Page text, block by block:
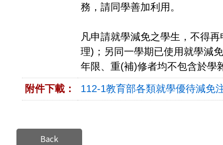
務，請同學善加利用。
凡申請就學減免之學生，不得
理)；另同一學期已使用就學減
年限、重(補)修者均不包含於學
附件下載： 112-1教育部各類就學優待減免
Back